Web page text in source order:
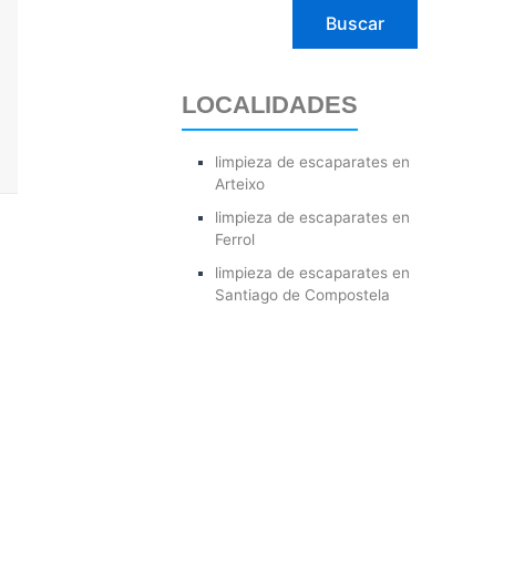
LOCALIDADES
limpieza de escaparates en
Arteixo
limpieza de escaparates en
Ferrol
limpieza de escaparates en
Santiago de Compostela